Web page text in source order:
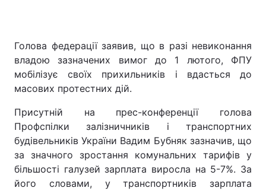
Голова федерації заявив, що в разі невиконання
владою зазначених вимог до 1 лютого, ФПУ
мобілізує своїх прихильників і вдасться до
масових протестних дій.
Присутній на прес-конференції голова
Профспілки залізничників і транспортних
будівельників України Вадим Бубняк зазначив, що
за значного зростання комунальних тарифів у
більшості галузей зарплата виросла на 5-7%. За
його словами, у транспортників зарплата